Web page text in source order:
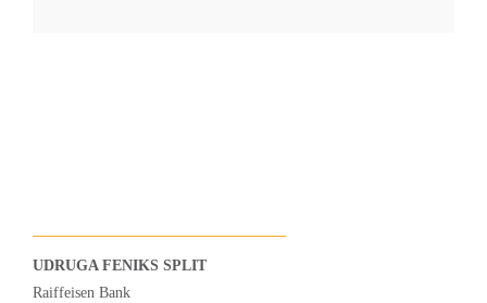
UDRUGA FENIKS SPLIT
Raiffeisen Bank